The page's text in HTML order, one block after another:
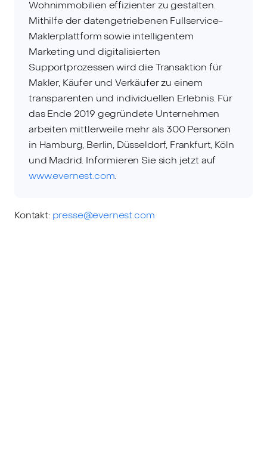
Wohnimmobilien effizienter zu gestalten.
Mithilfe der datengetriebenen Fullservice-
Maklerplattform sowie intelligentem
Marketing und digitalisierten
Supportprozessen wird die Transaktion für
Makler, Käufer und Verkäufer zu einem
transparenten und individuellen Erlebnis. Für
das Ende 2019 gegründete Unternehmen
arbeiten mittlerweile mehr als 300 Personen
in Hamburg, Berlin, Düsseldorf, Frankfurt, Köln
und Madrid. Informieren Sie sich jetzt auf
www.evernest.com.
Kontakt: presse@evernest.com